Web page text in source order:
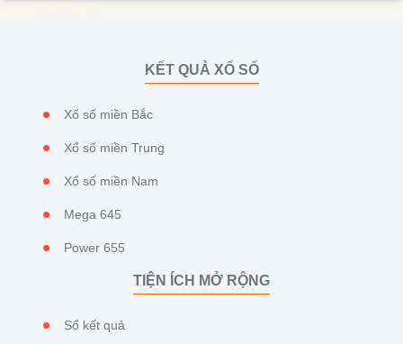
KẾT QUẢ XỔ SỐ
Xổ số miền Bắc
Xổ số miền Trung
Xổ số miền Nam
Mega 645
Power 655
TIỆN ÍCH MỞ RỘNG
Sổ kết quả